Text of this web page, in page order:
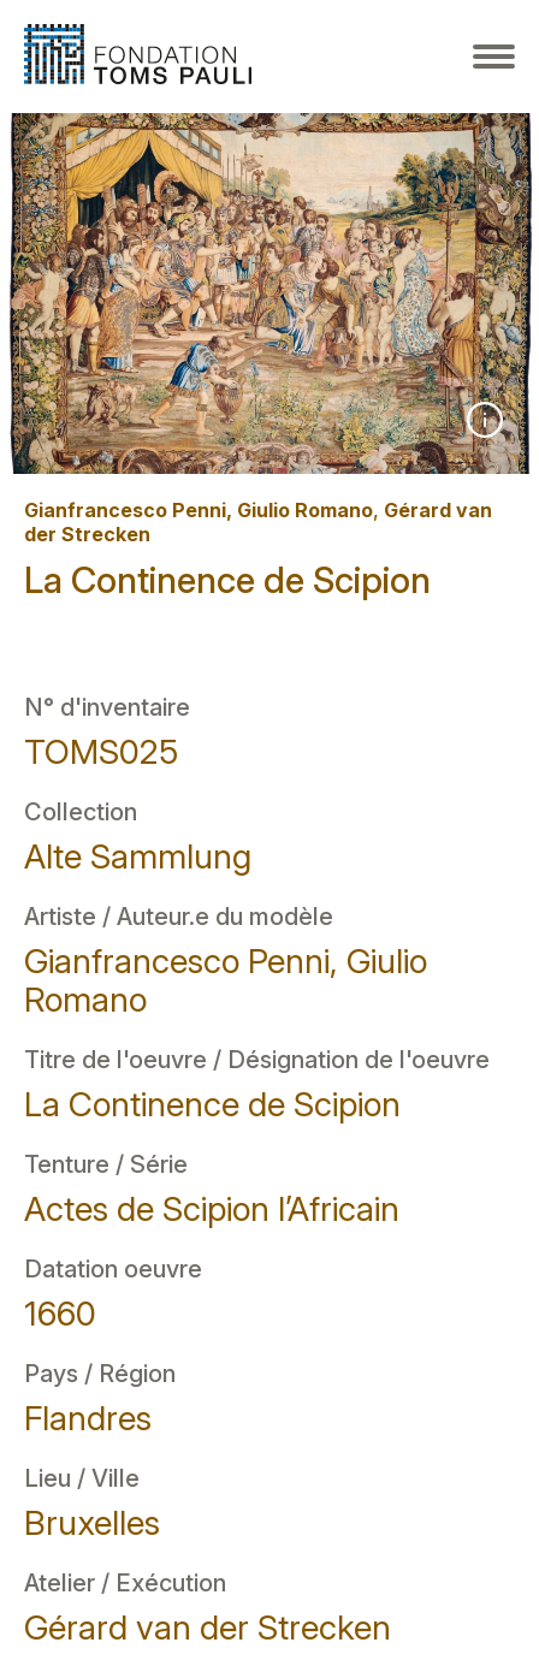
Gianfrancesco Penni, Giulio Romano, Gérard van
der Strecken
La Continence de Scipion
N° d'inventaire
TOMS025
Collection
Alte Sammlung
Artiste / Auteur.e du modèle
Gianfrancesco Penni, Giulio
Romano
Titre de l'oeuvre / Désignation de l'oeuvre
La Continence de Scipion
Tenture / Série
Actes de Scipion l’Africain
Datation oeuvre
1660
Pays / Région
Flandres
Lieu / Ville
Bruxelles
Atelier / Exécution
Gérard van der Strecken